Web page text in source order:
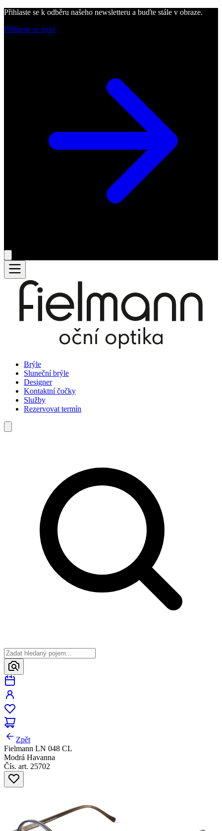
Přihlaste se k odběru našeho newsletteru a buďte stále v obraze.
Přihlaste se nyní
Brýle
Sluneční brýle
Designer
Kontaktní čočky
Služby
Rezervovat termín
Zpět
Fielmann LN 048 CL
Modrá Havanna
Čís. art. 25702